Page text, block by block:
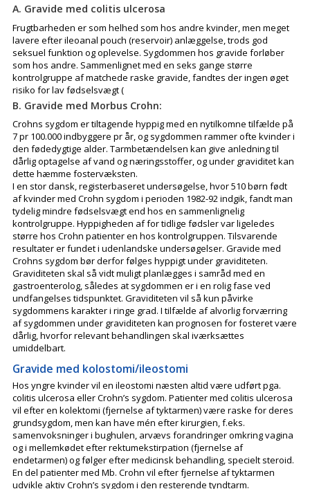
A. Gravide med colitis ulcerosa
Frugtbarheden er som helhed som hos andre kvinder, men meget
lavere efter ileoanal pouch (reservoir) anlæggelse, trods god
seksuel funktion og oplevelse. Sygdommen hos gravide forløber
som hos andre. Sammenlignet med en seks gange større
kontrolgruppe af matchede raske gravide, fandtes der ingen øget
risiko for lav fødselsvægt (
B. Gravide med Morbus Crohn:
Crohns sygdom er tiltagende hyppig med en nytilkomne tilfælde på
7 pr 100.000 indbyggere pr år, og sygdommen rammer ofte kvinder i
den fødedygtige alder. Tarmbetændelsen kan give anledning til
dårlig optagelse af vand og næringsstoffer, og under graviditet kan
dette hæmme fostervæksten.
I en stor dansk, registerbaseret undersøgelse, hvor 510 børn født
af kvinder med Crohn sygdom i perioden 1982-92 indgik, fandt man
tydelig mindre fødselsvægt end hos en sammenlignelig
kontrolgruppe. Hyppigheden af for tidlige fødsler var ligeledes
større hos Crohn patienter en hos kontrolgruppen. Tilsvarende
resultater er fundet i udenlandske undersøgelser. Gravide med
Crohns sygdom bør derfor følges hyppigt under graviditeten.
Graviditeten skal så vidt muligt planlægges i samråd med en
gastroenterolog, således at sygdommen er i en rolig fase ved
undfangelses tidspunktet. Graviditeten vil så kun påvirke
sygdommens karakter i ringe grad. I tilfælde af alvorlig forværring
af sygdommen under graviditeten kan prognosen for fosteret være
dårlig, hvorfor relevant behandlingen skal iværksættes
umiddelbart.
Gravide med kolostomi/ileostomi
Hos yngre kvinder vil en ileostomi næsten altid være udført pga.
colitis ulcerosa eller Crohn’s sygdom. Patienter med colitis ulcerosa
vil efter en kolektomi (fjernelse af tyktarmen) være raske for deres
grundsygdom, men kan have mén efter kirurgien, f.eks.
samenvoksninger i bughulen, arvævs forandringer omkring vagina
og i mellemkødet efter rektumekstirpation (fjernelse af
endetarmen) og følger efter medicinsk behandling, specielt steroid.
En del patienter med Mb. Crohn vil efter fjernelse af tyktarmen
udvikle aktiv Crohn’s sygdom i den resterende tyndtarm.